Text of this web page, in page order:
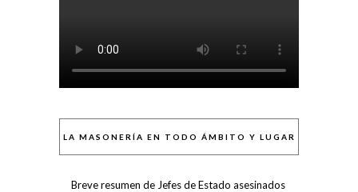
LA MASONERÍA EN TODO ÁMBITO Y LUGAR
Breve resumen de Jefes de Estado asesinados